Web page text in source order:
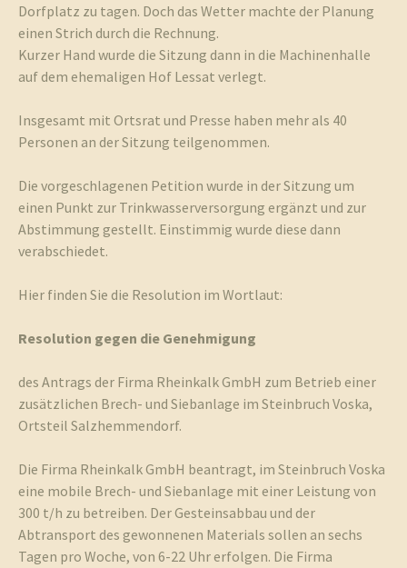
Dorfplatz zu tagen. Doch das Wetter machte der Planung
einen Strich durch die Rechnung.
Kurzer Hand wurde die Sitzung dann in die Machinenhalle
auf dem ehemaligen Hof Lessat verlegt.
Insgesamt mit Ortsrat und Presse haben mehr als 40
Personen an der Sitzung teilgenommen.
Die vorgeschlagenen Petition wurde in der Sitzung um
einen Punkt zur Trinkwasserversorgung ergänzt und zur
Abstimmung gestellt. Einstimmig wurde diese dann
verabschiedet.
Hier finden Sie die Resolution im Wortlaut:
Resolution gegen die Genehmigung
des Antrags der Firma Rheinkalk GmbH zum Betrieb einer
zusätzlichen Brech- und Siebanlage im Steinbruch Voska,
Ortsteil Salzhemmendorf.
Die Firma Rheinkalk GmbH beantragt, im Steinbruch Voska
eine mobile Brech- und Siebanlage mit einer Leistung von
300 t/h zu betreiben. Der Gesteinsabbau und der
Abtransport des gewonnenen Materials sollen an sechs
Tagen pro Woche, von 6-22 Uhr erfolgen. Die Firma